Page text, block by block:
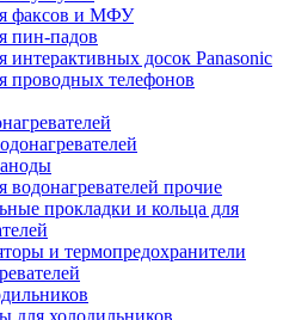
факсов и МФУ
пин-падов
интерактивных досок Panasonic
проводных телефонов
водонагревателей прочие
прокладки и кольца для
и термопредохранители